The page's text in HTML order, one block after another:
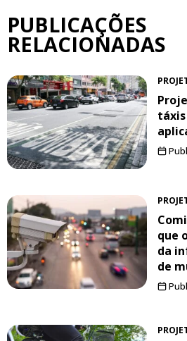
PUBLICAÇÕES
RELACIONADAS
táxis
que
da
de